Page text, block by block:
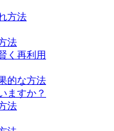
方法
法
く再利用
的な方法
ますか？
法